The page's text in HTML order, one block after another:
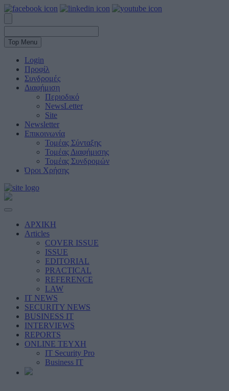
Top Menu
Login
Προφίλ
Συνδρομές
Διαφήμιση
Περιοδικό
NewsLetter
Site
Newsletter
Επικοινωνία
Τομέας Σύνταξης
Τομέας Διαφήμισης
Τομέας Συνδρομών
Όροι Χρήσης
ΑΡΧΙΚΗ
Articles
COVER ISSUE
ISSUE
EDITORIAL
PRACTICAL
REFERENCE
LAW
IT NEWS
SECURITY NEWS
BUSINESS IT
INTERVIEWS
REPORTS
ONLINE ΤΕΥΧΗ
IT Security Pro
Business IT